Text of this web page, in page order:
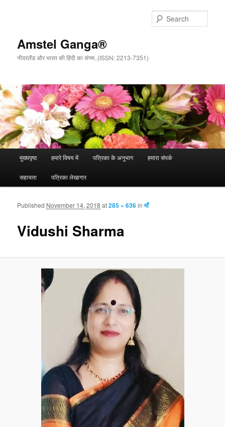
Amstel Ganga®
नीदरलैंड और भारत की हिंदी का संगम..(ISSN: 2213-7351)
Skip to primary content
Skip to secondary content
मुख्यपृष्ठ हमारे विषय में पत्रिका के अनुभाग हमारा संपर्क
सहायता पत्रिका लेखागार
Vidushi Sharma
Published November 14, 2018 at285 × 636inमाँ